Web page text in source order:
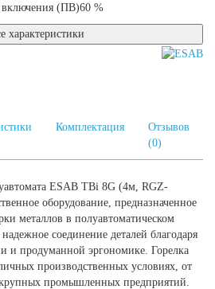
включения (ПВ)60 %
характеристики
Комплектация
Отзывов
(0)
ESAB TBi 8G (4м, RGZ-
оборудование, предназначенное
металлов в полуавтоматическом
соединение деталей благодаря
и продуманной эргономике. Горелка
производственных условиях, от
промышленных предприятий.